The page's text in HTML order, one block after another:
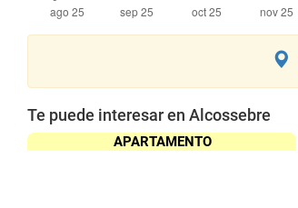
Te puede interesar en Alcossebre
APARTAMENTO